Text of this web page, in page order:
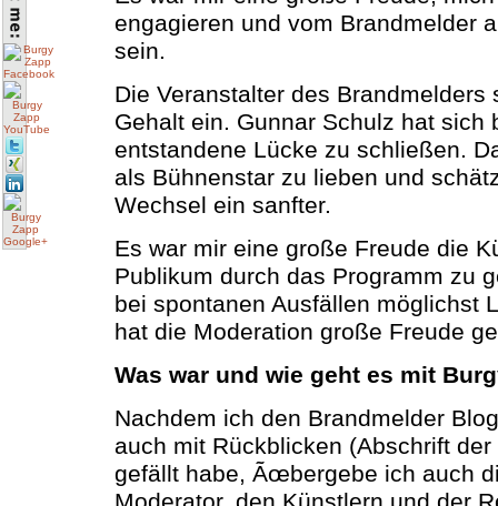
engagieren und vom Brandmelder
sein.
Die Veranstalter des
Gehalt ein. Gunnar Schulz hat sich
entstandene Lücke zu schließen.
als Bühnenstar zu lieben und
Wechsel ein sanfter.
Es war mir eine große Freude die
Publikum durch das Programm zu
bei spontanen Ausfällen möglichst
hat die Moderation große Freude
Was war und wie geht es mit
Nachdem ich den Brandmelder
auch mit Rückblicken (Abschrift
gefällt habe, Ãœbergebe ich auch
Moderator, den Künstlern und der